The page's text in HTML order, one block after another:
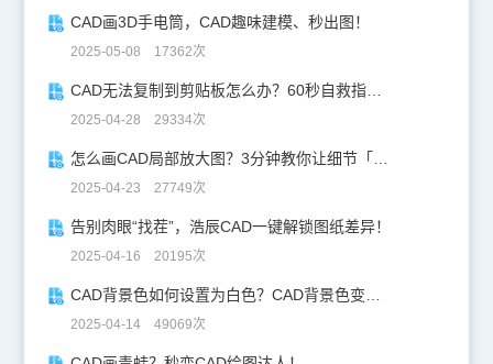
CAD画3D手电筒，CAD趣味建模、秒出图！
2025-05-08 17362次
CAD无法复制到剪贴板怎么办？60秒自救指南！
2025-04-28 29334次
怎么画CAD局部放大图？3分钟教你让细节「说话」！
2025-04-23 27749次
告别肉眼“找茬”，浩辰CAD一键解锁图纸差异！
2025-04-16 20195次
CAD背景色如何设置为白色？CAD背景色变白实操指南
2025-04-14 49069次